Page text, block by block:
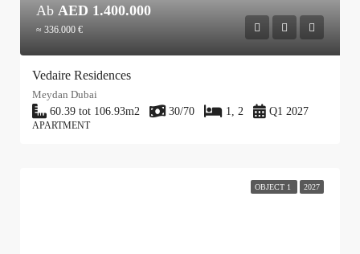
Ab AED 1.400.000
≈ 336.000 €
Vedaire Residences
Meydan Dubai
60.39 tot 106.93m2 30/70 1, 2 Q1 2027
APARTMENT
OBJECT 1 2027